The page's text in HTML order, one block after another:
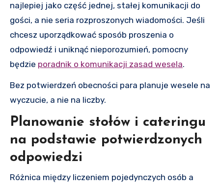
najlepiej jako część jednej, stałej komunikacji do
gości, a nie seria rozproszonych wiadomości. Jeśli
chcesz uporządkować sposób proszenia o
odpowiedź i uniknąć nieporozumień, pomocny
będzie poradnik o komunikacji zasad wesela.
Bez potwierdzeń obecności para planuje wesele na
wyczucie, a nie na liczby.
Planowanie stołów i cateringu
na podstawie potwierdzonych
odpowiedzi
Różnica między liczeniem pojedynczych osób a